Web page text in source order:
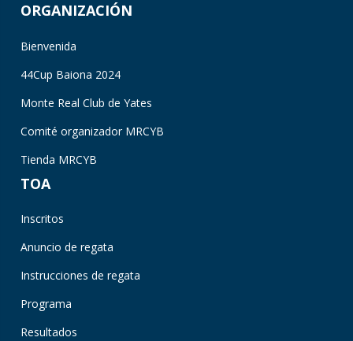
ORGANIZACIÓN
Bienvenida
44Cup Baiona 2024
Monte Real Club de Yates
Comité organizador MRCYB
Tienda MRCYB
TOA
Inscritos
Anuncio de regata
Instrucciones de regata
Programa
Resultados